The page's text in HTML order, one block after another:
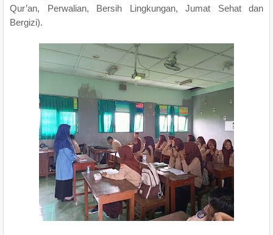
Qur’an, Perwalian, Bersih Lingkungan, Jumat Sehat dan
Bergizi).